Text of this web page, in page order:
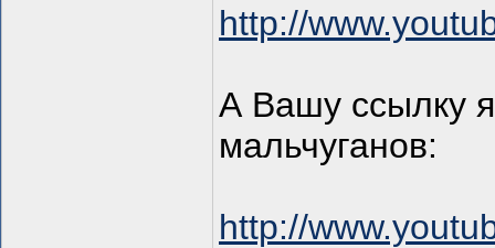
http://
А Вашу ссылку
мальчуганов:
http://